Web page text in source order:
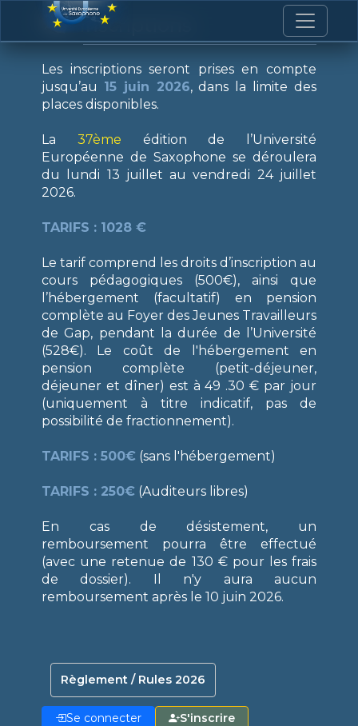
I nscriptions
Les inscriptions seront prises en compte
jusqu’au 15 juin 2026, dans la limite des
places disponibles.
La 37ème édition de l’Université
Européenne de Saxophone se déroulera
du lundi 13 juillet au vendredi 24 juillet
2026.
TARIFS : 1028 €
Le tarif comprend les droits d’inscription au
cours pédagogiques (500€), ainsi que
l’hébergement (facultatif) en pension
complète au Foyer des Jeunes Travailleurs
de Gap, pendant la durée de l’Université
(528€). Le coût de l'hébergement en
pension complète (petit-déjeuner,
déjeuner et dîner) est à 49 .30 € par jour
(uniquement à titre indicatif, pas de
possibilité de fractionnement).
TARIFS : 500€ (sans l'hébergement)
TARIFS : 250€ (Auditeurs libres)
En cas de désistement, un
remboursement pourra être effectué
(avec une retenue de 130 € pour les frais
de dossier). Il n'y aura aucun
remboursement après le 10 juin 2026.
Règlement / Rules 2026
Se connecter S'inscrire